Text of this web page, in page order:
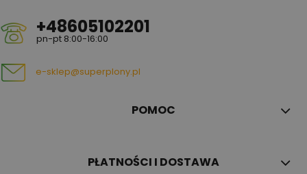
+48605102201
pn-pt 8:00-16:00
e-sklep@superplony.pl
POMOC
PŁATNOŚCI I DOSTAWA